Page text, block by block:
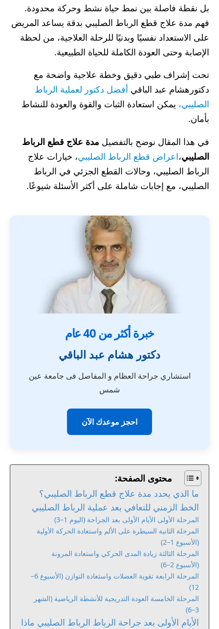
بل نقطة فاصلة بين نمط حياة نشط وحركة محدودة.
فهم مدة علاج قطع الرباط الصليبي بدقة يساعد المريض
على الاستعداد نفسيًا وبدنيًا للرحلة العلاجية، من لحظة
الإصابة وحتى العودة الكاملة للحياة الطبيعية.
تحت إشراف طبي دقيق وخطة علاجية واضحة مع
دكتورهشام عبد الباقي أفضل دكتور لعملية الرباط
الصليبي، يمكن استعادة الثبات والقوة والعودة للنشاط
بأمان.
في هذا المقال نوضح بالتفصيل مدة علاج قطع الرباط
الصليبي،اعراض قطع الرباط الصليبي، خيارات علاج
الرباط الصليبي​، وحالات القطع الجزئي في الرباط
الصليبي، مع إجابات شاملة على أكثر الأسئلة شيوعًا.
خبرة أكثر من 40 عام
دكتور هشام عبد الباقي
استشاري جراحة العظام و المفاصل فى جامعة عين
شمس
احجز موعدك الآن
محتوى الصفحة:
ما الذي يحدد مدة علاج قطع الرباط الصليبي؟
الخط الزمني للتعافي بعد عملية الرباط الصليبي
المرحلة الأولى الأيام الأولى بعد الجراحة (اليوم 1–3)
المرحلة الثانية السيطرة على الألم واستعادة الحركة الأولية
(الأسبوع 1–2)
المرحلة الثالثة زيادة المدى الحركي واستعادة المرونة
(الأسبوع 2–6)
المرحلة الرابعة تقوية العضلات واستعادة التوازن (الأسبوع 6–
12)
المرحلة الخامسة العودة التدريجية للأنشطة الرياضية (الشهر
3–6)
الأيام الأولى بعد جراحة الرباط الرباط الصليبي ماذا